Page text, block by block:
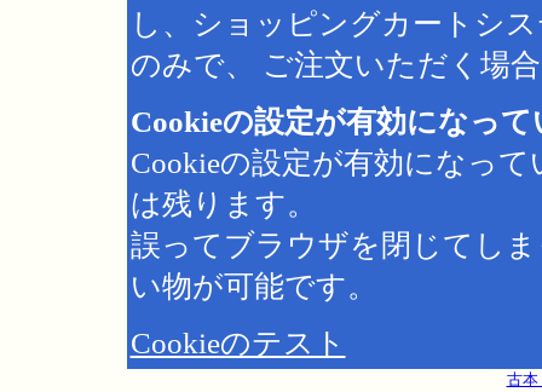
し、ショッピングカートシ
のみで、 ご注文いただく場
Cookieの設定が有効になっ
Cookieの設定が有効になっ
は残ります。
誤ってブラウザを閉じてし
い物が可能です。
Cookieのテスト
古本